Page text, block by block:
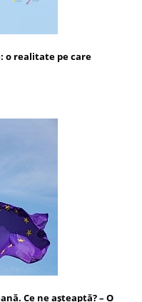
o realitate pe care
Ce ne așteaptă? – O